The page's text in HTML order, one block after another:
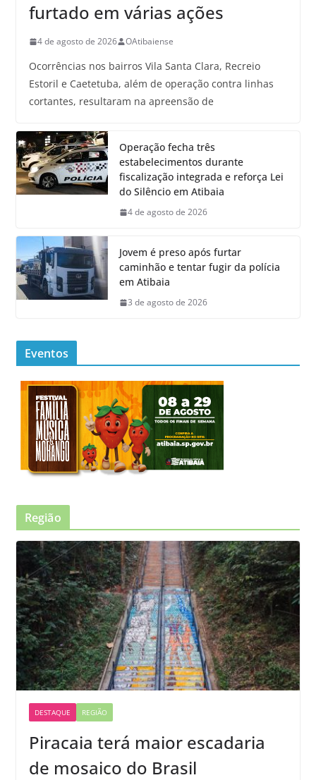
furtado em várias ações
4 de agosto de 2026 OAtibaiense
Ocorrências nos bairros Vila Santa Clara, Recreio
Estoril e Caetetuba, além de operação contra linhas
cortantes, resultaram na apreensão de
Operação fecha três
estabelecimentos durante
fiscalização integrada e reforça Lei
do Silêncio em Atibaia
4 de agosto de 2026
Jovem é preso após furtar
caminhão e tentar fugir da polícia
em Atibaia
3 de agosto de 2026
Eventos
Região
DESTAQUE REGIÃO
Piracaia terá maior escadaria
de mosaico do Brasil